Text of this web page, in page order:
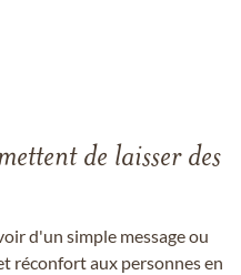
de laisser des
d'un simple message ou
réconfort aux personnes en